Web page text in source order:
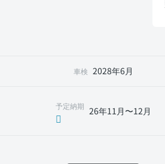
車検 2028年6月
予定納期 26年11月〜12月